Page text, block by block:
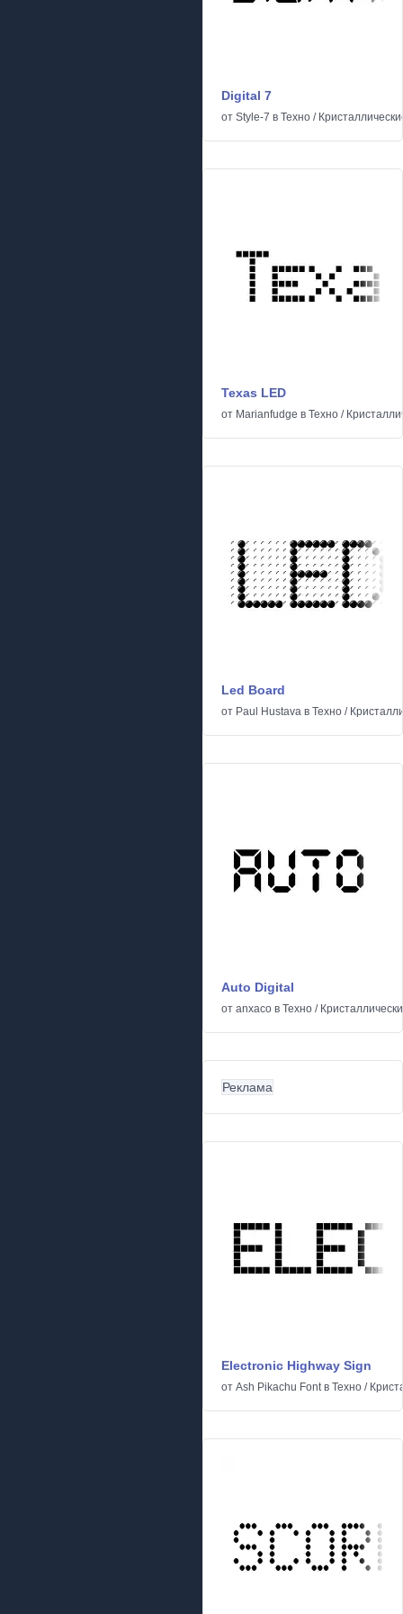
Digital 7
от Style-7 в Техно /
Texas LED
от Marianfudge в Техно /
Led Board
от Paul Hustava в Техно /
Auto Digital
от anxaco в Техно /
Реклама
Electronic Highway Sign
от Ash Pikachu Fontв Техно /